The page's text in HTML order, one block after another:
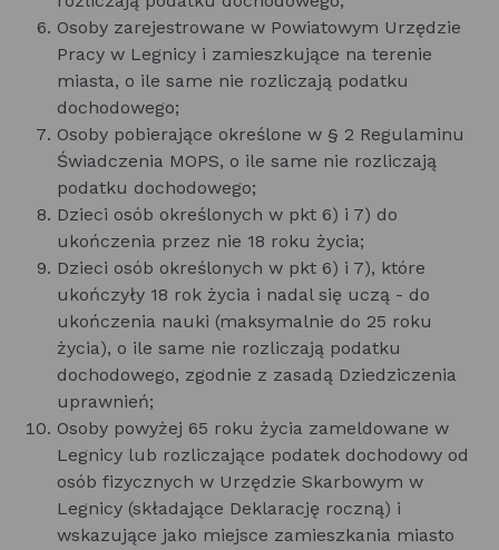
Osoby zarejestrowane w Powiatowym Urzędzie
Pracy w Legnicy i zamieszkujące na terenie
miasta, o ile same nie rozliczają podatku
dochodowego;
Osoby pobierające określone w § 2 Regulaminu
Świadczenia MOPS, o ile same nie rozliczają
podatku dochodowego;
Dzieci osób określonych w pkt 6) i 7) do
ukończenia przez nie 18 roku życia;
Dzieci osób określonych w pkt 6) i 7), które
ukończyły 18 rok życia i nadal się uczą - do
ukończenia nauki (maksymalnie do 25 roku
życia), o ile same nie rozliczają podatku
dochodowego, zgodnie z zasadą Dziedziczenia
uprawnień;
Osoby powyżej 65 roku życia zameldowane w
Legnicy lub rozliczające podatek dochodowy od
osób fizycznych w Urzędzie Skarbowym w
Legnicy (składające Deklarację roczną) i
wskazujące jako miejsce zamieszkania miasto